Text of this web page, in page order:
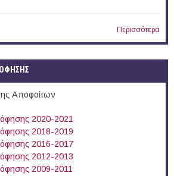
Περισσότερα
Αποφοίτων
2020-2021
2018-2019
2016-2017
2012-2013
2009-2011